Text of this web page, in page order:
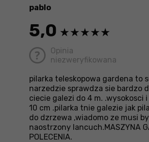
pablo
5,0
Opinia
niezweryfikowana
pilarka teleskopowa gardena to
narzedzie sprawdza sie bardzo
ciecie galezi do 4 m. .wysokosci
10 cm .pilarka tnie galezie jak
do dzrzewa ,wiadomo ze musi
naostrzony lancuch.MASZYNA
POLECENIA.